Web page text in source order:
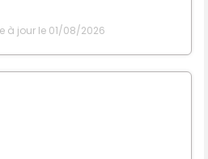
à jour le 01/08/2026